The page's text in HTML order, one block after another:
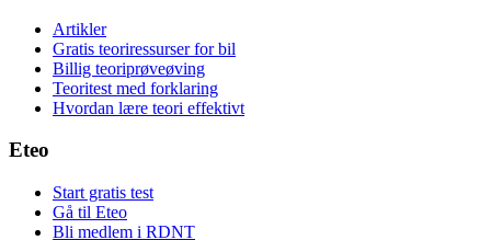
Artikler
Gratis teoriressurser for bil
Billig teoriprøveøving
Teoritest med forklaring
Hvordan lære teori effektivt
Eteo
Start gratis test
Gå til Eteo
Bli medlem i RDNT